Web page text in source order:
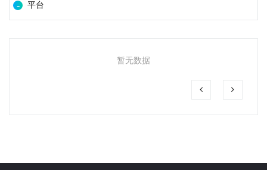
平台
暂无数据